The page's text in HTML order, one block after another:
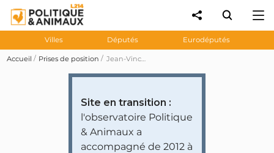
Villes Députés Eurodéputés
Accueil Prises de position Jean-Vincent Placé souhaite l'abolition du broyage des poussins mâles
Site en transition :
l'observatoire Politique
& Animaux a
accompagné de 2012 à